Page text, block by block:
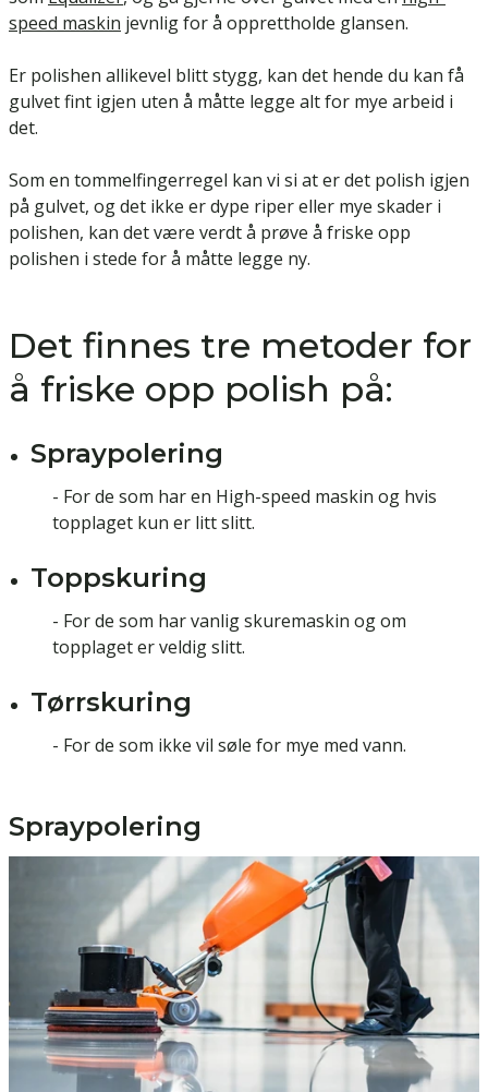
speed maskin jevnlig for å opprettholde glansen.
Er polishen allikevel blitt stygg, kan det hende du kan få
gulvet fint igjen uten å måtte legge alt for mye arbeid i
det.
Som en tommelfingerregel kan vi si at er det polish igjen
på gulvet, og det ikke er dype riper eller mye skader i
polishen, kan det være verdt å prøve å friske opp
polishen i stede for å måtte legge ny.
Det finnes tre metoder for
å friske opp polish på:
Spraypolering
- For de som har en High-speed maskin og hvis
topplaget kun er litt slitt.
Toppskuring
- For de som har vanlig skuremaskin og om
topplaget er veldig slitt.
Tørrskuring
- For de som ikke vil søle for mye med vann.
Spraypolering